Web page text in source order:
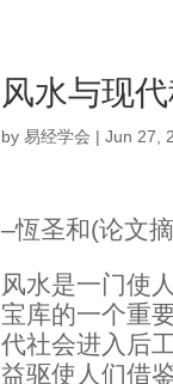
风水与现
by易经学会 |Jun 27,
–恆圣和(论文
风水是一门使
宝库的一个重
代社会进入后
益驱使人们借